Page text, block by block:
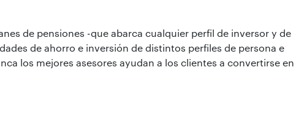
de pensiones -que abarca cualquier perfil de inversor y de
de ahorro e inversión de distintos perfiles de persona e
los mejores asesores ayudan a los clientes a convertirse en